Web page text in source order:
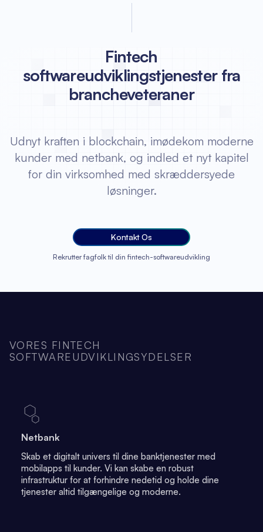
Fintech
softwareudviklingstjenester fra
brancheveteraner
Udnyt kraften i blockchain, imødekom moderne
kunder med netbank, og indled et nyt kapitel
for din virksomhed med skræddersyede
løsninger.
Kontakt Os
Rekrutter fagfolk til din fintech-softwareudvikling
VORES FINTECH
SOFTWAREUDVIKLINGSYDELSER
Netbank
Skab et digitalt univers til dine banktjenester med
mobilapps til kunder. Vi kan skabe en robust
infrastruktur for at forhindre nedetid og holde dine
tjenester altid tilgængelige og moderne.